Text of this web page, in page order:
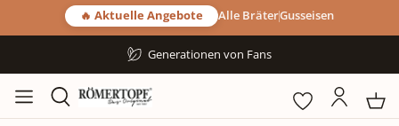
🔥 Aktuelle Angebote Alle BräterGusseisen
Generationen von Fans